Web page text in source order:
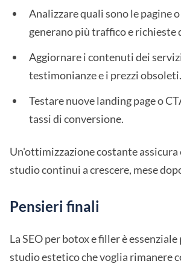
Analizzare quali sono le pagine
generano più traffico e
Aggiornare i contenuti dei
testimonianze e i prezzi obsoleti.
Testare nuove landing page o
tassi di conversione.
Un'ottimizzazione costante assicura
studio continui a crescere, mese
Pensieri finali
La SEO per botox e filler è
studio estetico che voglia rimanere